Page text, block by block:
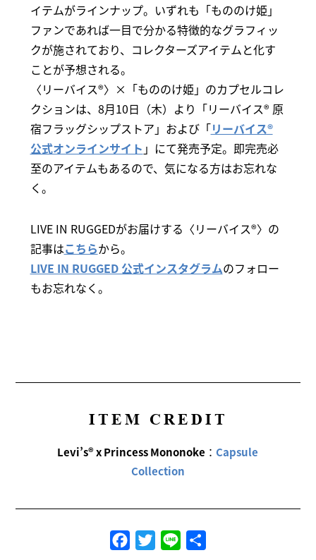
イテムがラインナップ。いずれも「もののけ姫」
ファンであれば一目で分かる特徴的なグラフィッ
クが施されており、コレクターズアイテムと化す
ことが予想される。
〈リーバイス®〉×「もののけ姫」のカプセルコレ
クションは、8月10日（木）より「リーバイス® 原
宿フラッグシップストア」および「リーバイス®
公式オンラインサイト 」にて発売予定。即完売必
至のアイテムもあるので、気になる方はお忘れな
く。
LIVE IN RUGGEDがお届けする〈リーバイス®〉の
記事はこちらから。
LIVE IN RUGGED 公式インスタグラムのフォロー
もお忘れなく。
ITEM CREDIT
Levi’s® x Princess Mononoke ：Capsule
Collection
FacebookTwitterLine